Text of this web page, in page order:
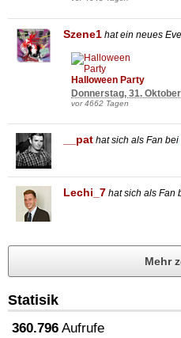
Szene1 hat ein neues
Halloween Party
Donnerstag, 31.
vor 4662 Tagen
__pat hat sich als Fan bei
Lechi_7 hat sich als Fan
Mehr
Statisik
360.796 Aufrufe